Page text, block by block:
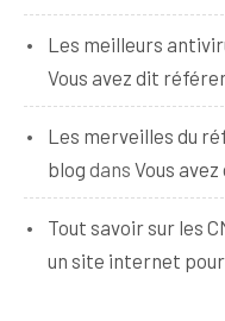
Les meilleurs
Vous avez dit
Les merveilles du
blog dans Vous
Tout savoir sur les
un site internet pour